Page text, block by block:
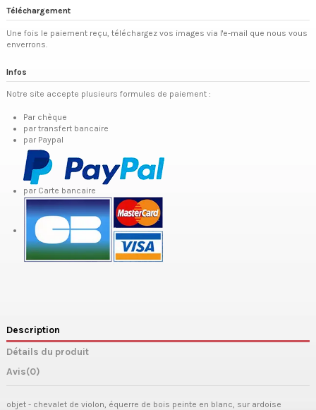
Téléchargement
Une fois le paiement reçu, téléchargez vos images via l'e-mail que nous vous
enverrons.
Infos
Notre site accepte plusieurs formules de paiement :
Par chèque
par transfert bancaire
par Paypal
par Carte bancaire
Description
Détails du produit
Avis(0)
objet - chevalet de violon, équerre de bois peinte en blanc, sur ardoise